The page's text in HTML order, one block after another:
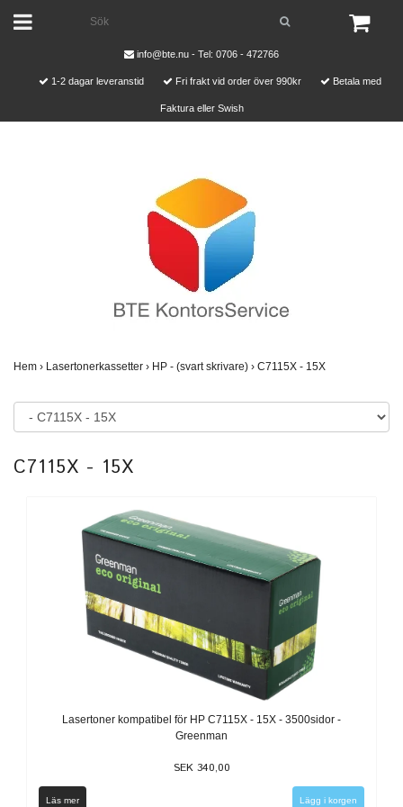
info@bte.nu - Tel: 0706 - 472766
1-2 dagar leveranstid Fri frakt vid order över 990kr Betala med
Faktura eller Swish
Hem › Lasertonerkassetter › HP - (svart skrivare) › C7115X - 15X
C7115X - 15X
Lasertoner kompatibel för HP C7115X - 15X - 3500sidor -
Greenman
SEK 340,00
Läs mer